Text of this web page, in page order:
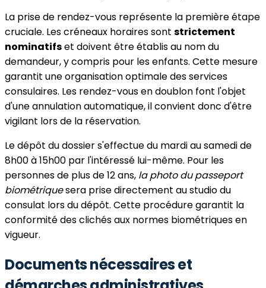
La prise de rendez-vous représente la première étape
cruciale. Les créneaux horaires sont strictement
nominatifset doivent être établis au nom du
demandeur, y compris pour les enfants. Cette mesure
garantit une organisation optimale des services
consulaires. Les rendez-vous en doublon font l'objet
d'une annulation automatique, il convient donc d'être
vigilant lors de la réservation.
Le dépôt du dossier s'effectue du mardi au samedi de
8h00 à 15h00 par l'intéressé lui-même. Pour les
personnes de plus de 12 ans, la photo du passeport
biométriquesera prise directement au studio du
consulat lors du dépôt. Cette procédure garantit la
conformité des clichés aux normes biométriques en
vigueur.
Documents nécessaires et